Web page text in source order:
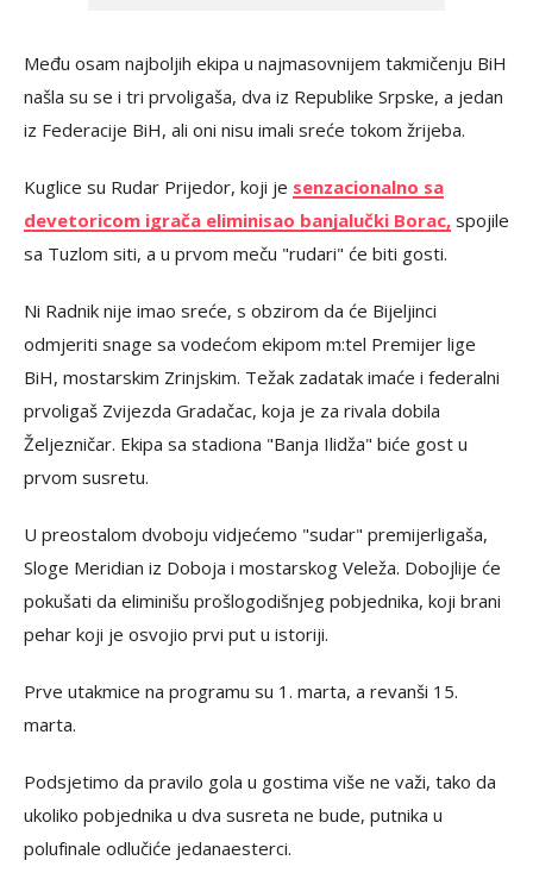
Među osam najboljih ekipa u najmasovnijem takmičenju BiH
našla su se i tri prvoligaša, dva iz Republike Srpske, a jedan
iz Federacije BiH, ali oni nisu imali sreće tokom žrijeba.
Kuglice su Rudar Prijedor, koji je senzacionalno sa
devetoricom igrača eliminisao banjalučki Borac, spojile
sa Tuzlom siti, a u prvom meču "rudari" će biti gosti.
Ni Radnik nije imao sreće, s obzirom da će Bijeljinci
odmjeriti snage sa vodećom ekipom m:tel Premijer lige
BiH, mostarskim Zrinjskim. Težak zadatak imaće i federalni
prvoligaš Zvijezda Gradačac, koja je za rivala dobila
Željezničar. Ekipa sa stadiona "Banja Ilidža" biće gost u
prvom susretu.
U preostalom dvoboju vidjećemo "sudar" premijerligaša,
Sloge Meridian iz Doboja i mostarskog Veleža. Dobojlije će
pokušati da eliminišu prošlogodišnjeg pobjednika, koji brani
pehar koji je osvojio prvi put u istoriji.
Prve utakmice na programu su 1. marta, a revanši 15.
marta.
Podsjetimo da pravilo gola u gostima više ne važi, tako da
ukoliko pobjednika u dva susreta ne bude, putnika u
polufinale odlučiće jedanaesterci.